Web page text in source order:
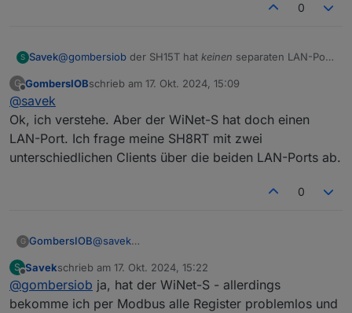
0
S Savek@gombersiob der SH15T hat keinen separaten LAN-Port.
Anschlusses, siehe Handbuchauf Seite 14.
Dort gibt es halt Modbus/RS485 - und dort kann dann
um dann über den IoBroker Modbus-Adapter die Daten
auslesen zu können.
Hier gibt es noch einmal einen aktuellen Export der
Register des SH15T in 2024, direkt importierbar in den
Modbus-Adapter v6.3.2:
IoBroker_Modbus_SH15T_Eingangsregister_Export.txt
Quelle dazu war die aktuelle Beschreibung der Register
imSungrow-Dokument in Version 1.1.4.
sein; Aktualisiere das wenn ich welche finde.
G
Offline
GombersIOBschrieb am 17. Okt. 2024, 15:09
zuletzt editiert von
@savek
Ok, ich verstehe. Aber der WiNet-S hat doch einen
LAN-Port. Ich frage meine SH8RT mit zwei
unterschiedlichen Clients über die beiden LAN-Ports ab.
0
G GombersIOB@savek
einen LAN-Port. Ich frage meine SH8RT mit zwei
unterschiedlichen Clients über die beiden LAN-
Ports ab.
S
Offline
Savekschrieb am 17. Okt. 2024, 15:22
zuletzt editiert von
@gombersiob ja, hat der WiNet-S - allerdings
bekomme ich per Modbus alle Register problemlos und